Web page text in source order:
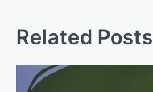
Related Posts